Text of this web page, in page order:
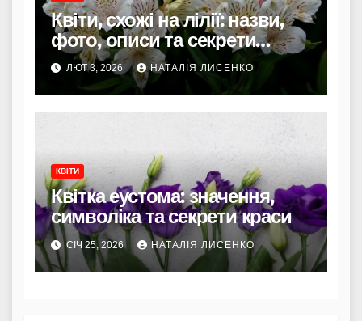
Квіти, схожі на лілії: назви,
фото, описи та секрети
вибору
ЛЮТ 3, 2026 НАТАЛІЯ ЛИСЕНКО
КВІТИ
Квітка еустома: значення,
символіка та секрети краси
СІЧ 25, 2026 НАТАЛІЯ ЛИСЕНКО